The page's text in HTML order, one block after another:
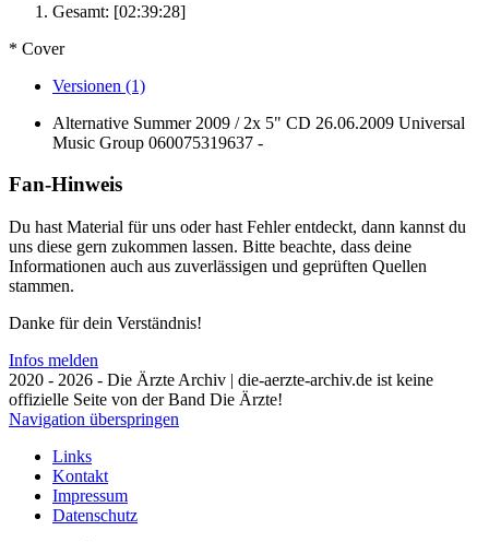
Gesamt: [02:39:28]
* Cover
Versionen (1)
Alternative Summer 2009 / 2x 5" CD 26.06.2009 Universal
Music Group 060075319637 -
Fan-Hinweis
Du hast Material für uns oder hast Fehler entdeckt, dann kannst du
uns diese gern zukommen lassen. Bitte beachte, dass deine
Informationen auch aus zuverlässigen und geprüften Quellen
stammen.
Danke für dein Verständnis!
Infos melden
2020 - 2026 - Die Ärzte Archiv | die-aerzte-archiv.de ist keine
offizielle Seite von der Band Die Ärzte!
Navigation überspringen
Links
Kontakt
Impressum
Datenschutz